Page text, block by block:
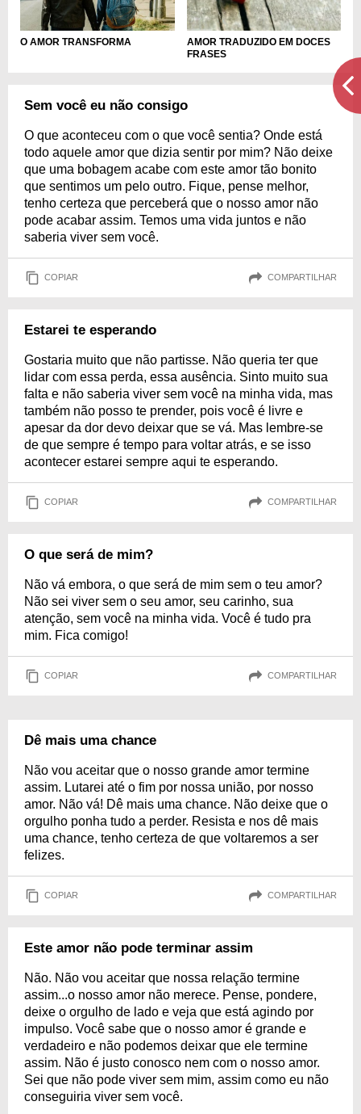
O AMOR TRANSFORMA
AMOR TRADUZIDO EM DOCES
FRASES
Sem você eu não consigo
O que aconteceu com o que você sentia? Onde está
todo aquele amor que dizia sentir por mim? Não deixe
que uma bobagem acabe com este amor tão bonito
que sentimos um pelo outro. Fique, pense melhor,
tenho certeza que perceberá que o nosso amor não
pode acabar assim. Temos uma vida juntos e não
saberia viver sem você.
COPIAR COMPARTILHAR
Estarei te esperando
Gostaria muito que não partisse. Não queria ter que
lidar com essa perda, essa ausência. Sinto muito sua
falta e não saberia viver sem você na minha vida, mas
também não posso te prender, pois você é livre e
apesar da dor devo deixar que se vá. Mas lembre-se
de que sempre é tempo para voltar atrás, e se isso
acontecer estarei sempre aqui te esperando.
COPIAR COMPARTILHAR
O que será de mim?
Não vá embora, o que será de mim sem o teu amor?
Não sei viver sem o seu amor, seu carinho, sua
atenção, sem você na minha vida. Você é tudo pra
mim. Fica comigo!
COPIAR COMPARTILHAR
Dê mais uma chance
Não vou aceitar que o nosso grande amor termine
assim. Lutarei até o fim por nossa união, por nosso
amor. Não vá! Dê mais uma chance. Não deixe que o
orgulho ponha tudo a perder. Resista e nos dê mais
uma chance, tenho certeza de que voltaremos a ser
felizes.
COPIAR COMPARTILHAR
Este amor não pode terminar assim
Não. Não vou aceitar que nossa relação termine
assim...o nosso amor não merece. Pense, pondere,
deixe o orgulho de lado e veja que está agindo por
impulso. Você sabe que o nosso amor é grande e
verdadeiro e não podemos deixar que ele termine
assim. Não é justo conosco nem com o nosso amor.
Sei que não pode viver sem mim, assim como eu não
conseguiria viver sem você.